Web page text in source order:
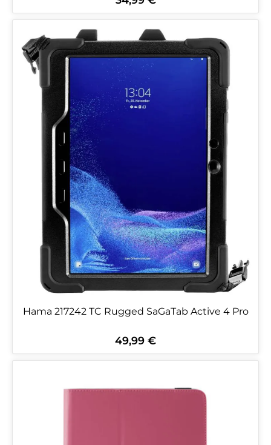
Hama 217242 TC Rugged SaGaTab Active 4 Pro
Regulärer Preis:
49,99 €